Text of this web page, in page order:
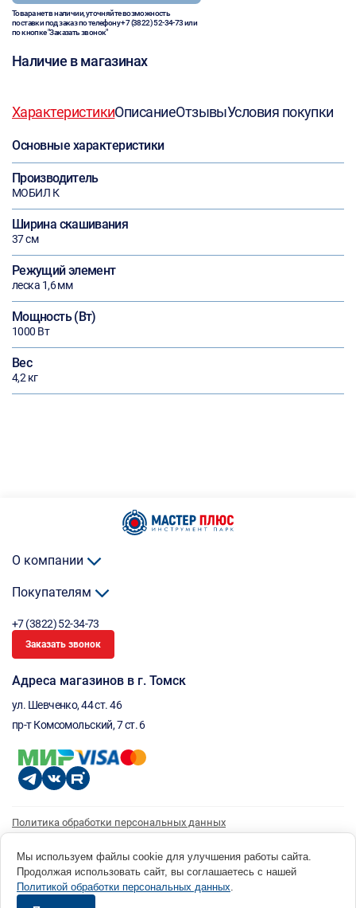
Товара нет в наличии, уточняйте возможность
поставки под заказ по телефону+7 (3822) 52-34-73или
по кнопке "Заказать звонок"
Наличие в магазинах
ХарактеристикиОписаниеОтзывыУсловия покупки
Основные характеристики
Производитель
МОБИЛ К
Ширина скашивания
37 см
Режущий элемент
леска 1,6 мм
Мощность (Вт)
1000 Вт
Вес
4,2 кг
О компании
Покупателям
+7 (3822) 52-34-73
Заказать звонок
Адреса магазинов в г. Томск
ул. Шевченко, 44 ст. 46
пр-т Комсомольский, 7 ст. 6
Политика обработки персональных данных
Согласие на получение рассылки
© 1996 - 2026 инструмент парк «Мастер Плюс» Россия, г. Томск, ул. Шевченко, 44 ст. 46, (3822) 52-34-
73 okp@masterplus.tomsk.ru ИП Брусницын Д.Н. ИНН 701700002741
Мы используем файлы cookie для улучшения работы сайта.
Продолжая использовать сайт, вы соглашаетесь с нашей
Политикой обработки персональных данных.